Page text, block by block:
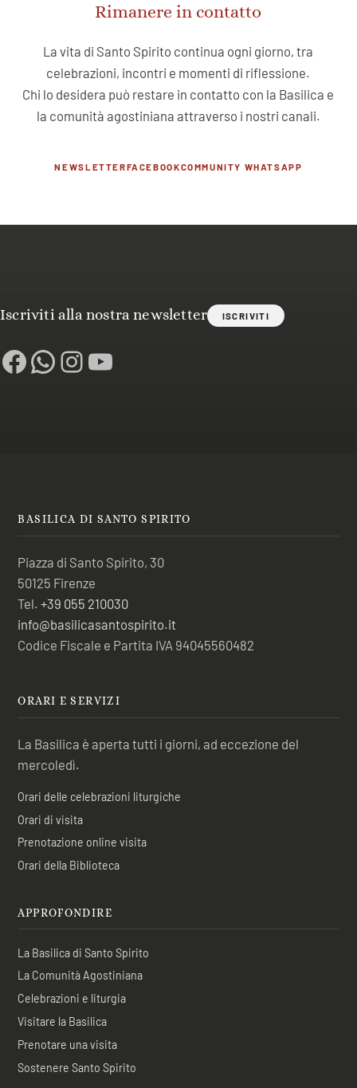
Rimanere in contatto
La vita di Santo Spirito continua ogni giorno, tra
celebrazioni, incontri e momenti di riflessione.
Chi lo desidera può restare in contatto con la Basilica e
la comunità agostiniana attraverso i nostri canali.
NEWSLETTERFACEBOOKCOMMUNITY WHATSAPP
Iscriviti alla nostra newsletter ISCRIVITI
Facebook
WhatsApp
Instagram
YouTube
BASILICA DI SANTO SPIRITO
Piazza di Santo Spirito, 30
50125 Firenze
Tel.+39 055 210030
info@basilicasantospirito.it
Codice Fiscale e Partita IVA 94045560482
ORARI E SERVIZI
La Basilica è aperta tutti i giorni, ad eccezione del
mercoledì.
Orari delle celebrazioni liturgiche
Orari di visita
Prenotazione online visita
Orari della Biblioteca
APPROFONDIRE
La Basilica di Santo Spirito
La Comunità Agostiniana
Celebrazioni e liturgia
Visitare la Basilica
Prenotare una visita
Sostenere Santo Spirito